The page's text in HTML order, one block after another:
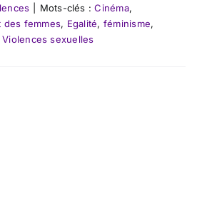
Mots-clés :Cinéma,
des femmes, Egalité, féminisme,
Violences sexuelles